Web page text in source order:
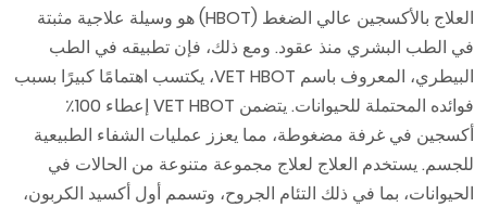
العلاج بالأكسجين عالي الضغط (HBOT) هو وسيلة علاجية مثبتة
في الطب البشري منذ عقود. ومع ذلك، فإن تطبيقه في الطب
البيطري، المعروف باسم VET HBOT، يكتسب اهتمامًا كبيرًا بسبب
فوائده المحتملة للحيوانات. يتضمن VET HBOT إعطاء 100٪
أكسجين في غرفة مضغوطة، مما يعزز عمليات الشفاء الطبيعية
للجسم. يستخدم العلاج لعلاج مجموعة متنوعة من الحالات في
الحيوانات، بما في ذلك التئام الجروح، وتسمم أول أكسيد الكربون،